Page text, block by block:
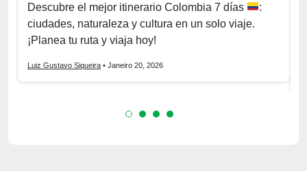
Descubre el mejor itinerario Colombia 7 días
:
ciudades, naturaleza y cultura en un solo viaje.
¡Planea tu ruta y viaja hoy!
Luiz Gustavo Siqueira • Janeiro 20, 2026